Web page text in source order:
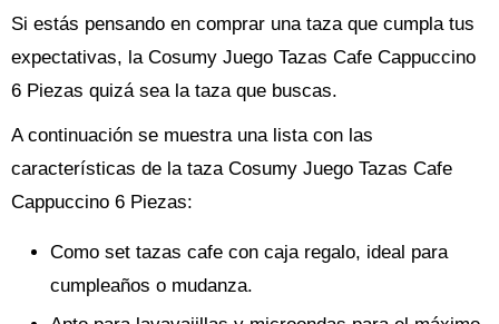
Si estás pensando en comprar una taza que cumpla tus
expectativas, la Cosumy Juego Tazas Cafe Cappuccino
6 Piezas quizá sea la taza que buscas.
A continuación se muestra una lista con las
características de la taza Cosumy Juego Tazas Cafe
Cappuccino 6 Piezas:
Como set tazas cafe con caja regalo, ideal para
cumpleaños o mudanza.